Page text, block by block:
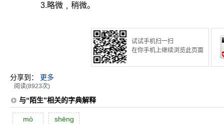
3.略微﹐稍微。
试试手机扫一扫
在你手机上继续浏览此页面
分享到： 更多
阅读(8923次)
与“陌生”相关的字典解释
mò shēng